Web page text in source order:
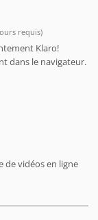
était
qui a été
dentaire
un
en moins d'une
requis)
Klaro!
dans le navigateur.
de vidéos en ligne